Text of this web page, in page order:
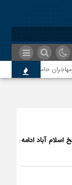
اسلام آباد ادامه